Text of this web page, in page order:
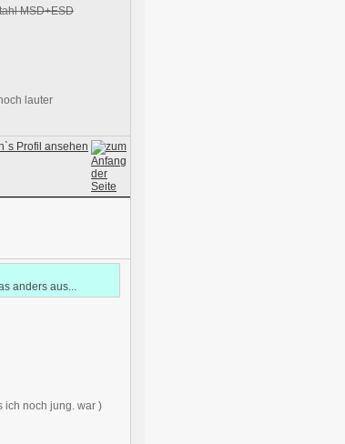
MSD+ESD
lauter
anders aus...
ich noch jung. war )